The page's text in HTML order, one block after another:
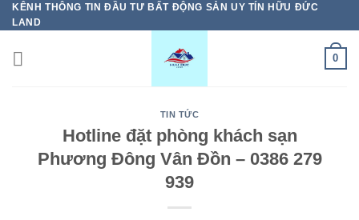
Bỏ
qua
nội
dung
KÊNH THÔNG TIN ĐẦU TƯ BẤT ĐỘNG SẢN UY TÍN HỮU ĐỨC
LAND
0
TIN TỨC
Hotline đặt phòng khách sạn
Phương Đông Vân Đồn – 0386 279
939